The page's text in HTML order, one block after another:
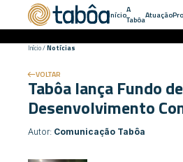
InícioA
TabôaAtuação
Início/Notícias
Tabôa lança Fundo de
Desenvolvimento
VOLTAR
Autor: Comunicação Tabôa